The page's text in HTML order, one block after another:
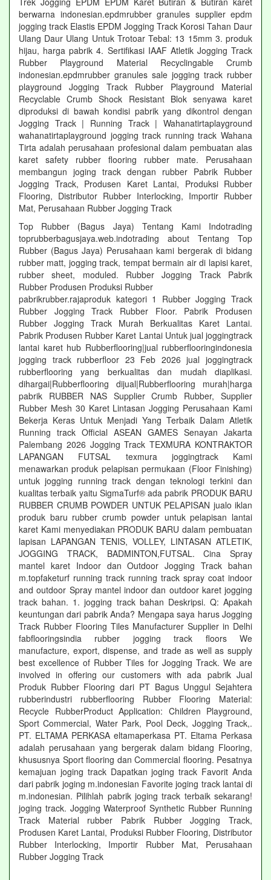
berwarna indonesian.epdmrubber granules supplier epdm
jogging track Elastis EPDM Jogging Track Korosi Tahan Daur
Ulang Daur Ulang Untuk Trotoar Tebal: 13 15mm 3. produk
hijau, harga pabrik 4. Sertifikasi IAAF Atletik Jogging Track
Rubber Playground Material Recyclingable Crumb
indonesian.epdmrubber granules sale jogging track rubber
playground Jogging Track Rubber Playground Material
Recyclable Crumb Shock Resistant Blok senyawa karet
diproduksi di bawah kondisi pabrik yang dikontrol dengan
Jogging Track | Running Track | Wahanatirtaplayground
wahanatirtaplayground jogging track running track Wahana
Tirta adalah perusahaan profesional dalam pembuatan alas
karet safety rubber flooring rubber mate. Perusahaan
membangun joging track dengan rubber Pabrik Rubber
Jogging Track, Produsen Karet Lantai, Produksi Rubber
Flooring, Distributor Rubber Interlocking, Importir Rubber
Mat, Perusahaan Rubber Jogging Track
Top Rubber (Bagus Jaya) Tentang Kami Indotrading
toprubberbagusjaya.web.indotrading about Tentang Top
Rubber (Bagus Jaya) Perusahaan kami bergerak di bidang
rubber matt, jogging track, tempat bermain air di lapisi karet,
rubber sheet, moduled. Rubber Jogging Track Pabrik
Rubber Produsen Produksi Rubber
pabrikrubber.rajaproduk kategori 1 Rubber Jogging Track
Rubber Jogging Track Rubber Floor. Pabrik Produsen
Rubber Jogging Track Murah Berkualitas Karet Lantai.
Pabrik Produsen Rubber Karet Lantai Untuk jual joggingtrack
lantai karet hub Rubberflooring|jual rubberflooringindonesia
jogging track rubberfloor 23 Feb 2026 jual joggingtrack
rubberflooring yang berkualitas dan mudah diaplikasi.
dihargai|Rubberflooring dijual|Rubberflooring murah|harga
pabrik RUBBER NAS Supplier Crumb Rubber, Supplier
Rubber Mesh 30 Karet Lintasan Jogging Perusahaan Kami
Bekerja Keras Untuk Menjadi Yang Terbaik Dalam Atletik
Running track Official ASEAN GAMES Senayan Jakarta
Palembang 2026 Jogging Track TEXMURA KONTRAKTOR
LAPANGAN FUTSAL texmura joggingtrack Kami
menawarkan produk pelapisan permukaan (Floor Finishing)
untuk jogging running track dengan teknologi terkini dan
kualitas terbaik yaitu SigmaTurf® ada pabrik PRODUK BARU
RUBBER CRUMB POWDER UNTUK PELAPISAN jualo iklan
produk baru rubber crumb powder untuk pelapisan lantai
karet Kami menyediakan PRODUK BARU dalam pembuatan
lapisan LAPANGAN TENIS, VOLLEY, LINTASAN ATLETIK,
JOGGING TRACK, BADMINTON,FUTSAL. Cina Spray
mantel karet Indoor dan Outdoor Jogging Track bahan
m.topfaketurf running track running track spray coat indoor
and outdoor Spray mantel indoor dan outdoor karet jogging
track bahan. 1. jogging track bahan Deskripsi. Q: Apakah
keuntungan dari pabrik Anda? Mengapa saya harus Jogging
Track Rubber Flooring Tiles Manufacturer Supplier in Delhi
fabflooringsindia rubber jogging track floors We
manufacture, export, dispense, and trade as well as supply
best excellence of Rubber Tiles for Jogging Track. We are
involved in offering our customers with ada pabrik Jual
Produk Rubber Flooring dari PT Bagus Unggul Sejahtera
rubberindustri rubberflooring Rubber Flooring Material:
Recycle RubberProduct Application: Children Playground,
Sport Commercial, Water Park, Pool Deck, Jogging Track,.
PT. ELTAMA PERKASA eltamaperkasa PT. Eltama Perkasa
adalah perusahaan yang bergerak dalam bidang Flooring,
khususnya Sport flooring dan Commercial flooring. Pesatnya
kemajuan joging track Dapatkan joging track Favorit Anda
dari pabrik joging m.indonesian Favorite joging track lantai di
m.indonesian. Pilihlah pabrik joging track terbaik sekarang!
joging track. Jogging Waterproof Synthetic Rubber Running
Track Material rubber Pabrik Rubber Jogging Track,
Produsen Karet Lantai, Produksi Rubber Flooring, Distributor
Rubber Interlocking, Importir Rubber Mat, Perusahaan
Rubber Jogging Track